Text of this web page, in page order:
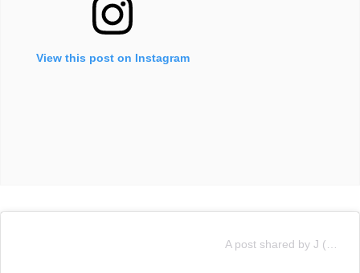
View this post on Instagram